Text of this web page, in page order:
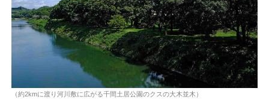
（約2kmに渡り河川敷に広がる千間土居公園のクスの大木並木）